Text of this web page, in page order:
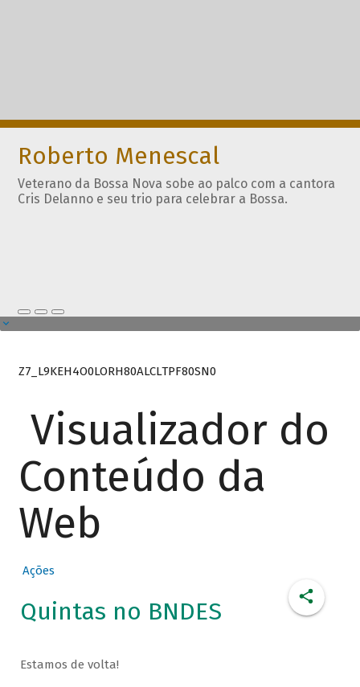
Roberto Menescal
Veterano da Bossa Nova sobe ao palco com a cantora
Cris Delanno e seu trio para celebrar a Bossa.
Z7_L9KEH4O0LORH80ALCLTPF80SN0
Visualizador do
Conteúdo da
Web
Ações
Quintas no BNDES
Estamos de volta!